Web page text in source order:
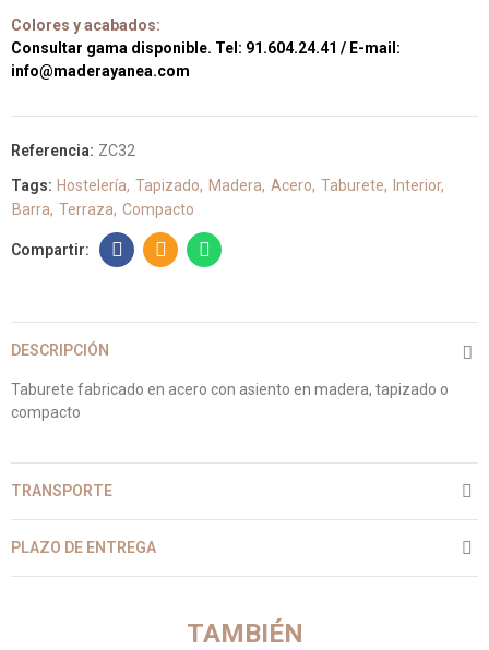
Colores y acabados:
Consultar gama disponible. Tel: 91.604.24.41 / E-mail:
info@maderayanea.com
Referencia: ZC32
Tags: Hostelería Tapizado Madera Acero Taburete
Interior
Barra Terraza Compacto
DESCRIPCIÓN
Taburete fabricado en acero con asiento en madera, tapizado o
compacto
TRANSPORTE
PLAZO DE ENTREGA
TAMBIÉN